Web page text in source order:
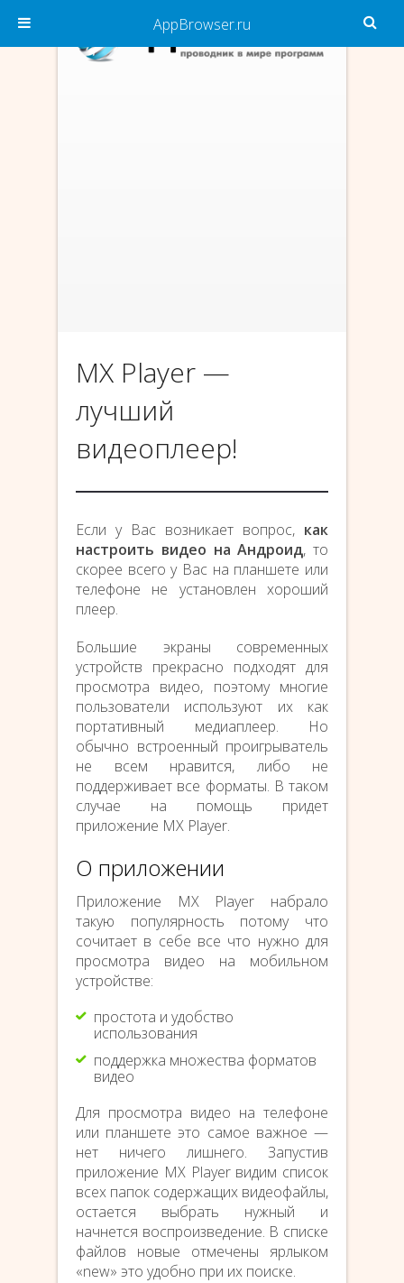
MX Player —
лучший
видеоплеер!
Если у Вас возникает вопрос, как
настроить видео на Андроид, то
скорее всего у Вас на планшете или
телефоне не установлен хороший
плеер.
Большие экраны современных
устройств прекрасно подходят для
просмотра видео, поэтому многие
пользователи используют их как
портативный медиаплеер. Но
обычно встроенный проигрыватель
не всем нравится, либо не
поддерживает все форматы. В таком
случае на помощь придет
приложение MX Player.
О приложении
Приложение MX Player набрало
такую популярность потому что
сочитает в себе все что нужно для
просмотра видео на мобильном
устройстве:
простота и удобство
использования
поддержка множества форматов
видео
Для просмотра видео на телефоне
или планшете это самое важное —
нет ничего лишнего. Запустив
приложение MX Player видим список
всех папок содержащих видеофайлы,
остается выбрать нужный и
начнется воспроизведение. В списке
файлов новые отмечены ярлыком
«new» это удобно при их поиске.
AppBrowser.ru